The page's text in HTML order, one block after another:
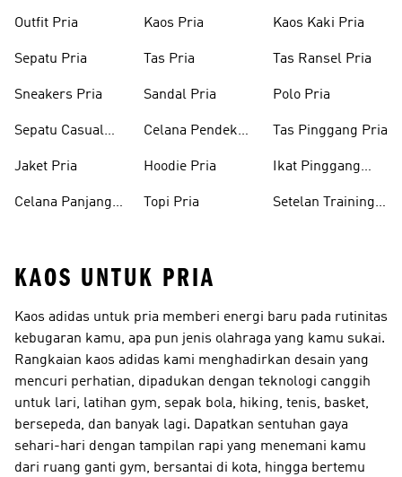
Outfit Pria
Sepatu Pria
Sneakers Pria
Sepatu Casual
Jaket Pria
Celana Panjang
Kaos Pria
Tas Pria
Sandal Pria
Celana Pendek
Hoodie Pria
Topi Pria
Kaos Kaki Pria
Tas Ransel Pria
Polo Pria
Tas Pinggang Pria
Ikat Pinggang
Setelan Training
KAOS UNTUK PRIA
Kaos adidas untuk pria memberi energi baru pada rutinitas
kebugaran kamu, apa pun jenis olahraga yang kamu sukai.
Rangkaian kaos adidas kami menghadirkan desain yang
mencuri perhatian, dipadukan dengan teknologi canggih
untuk lari, latihan gym, sepak bola, hiking, tenis, basket,
bersepeda, dan banyak lagi. Dapatkan sentuhan gaya
sehari-hari dengan tampilan rapi yang menemani kamu
dari ruang ganti gym, bersantai di kota, hingga bertemu